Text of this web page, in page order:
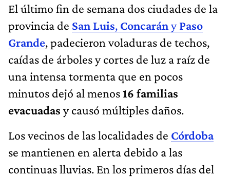
El último fin de semana dos ciudades de la
provincia de San Luis, ConcarányPaso
Grande, padecieron voladuras de techos,
caídas de árboles y cortes de luz a raíz de
una intensa tormenta que en pocos
minutos dejó al menos16 familias
evacuadas y causó múltiples daños.
Los vecinos de las localidades de Córdoba
se mantienen en alerta debido a las
continuas lluvias. En los primeros días del